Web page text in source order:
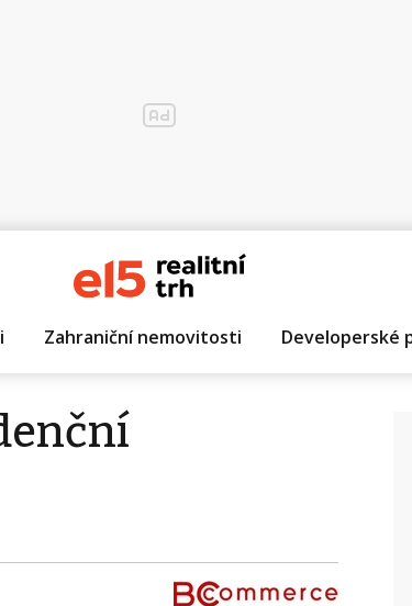
Zahraniční nemovitosti Developerské